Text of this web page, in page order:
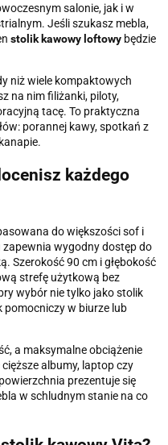
salonie, jak i w
Jeśli szukasz mebla,
stolik kawowy loftowy będzie
niż wiele kompaktowych
na nim filiżanki, piloty,
tacę. To praktyczna
porannej kawy, spotkań z
każdego
do większości sof i
wygodny dostęp do
Szerokość 90 cm i głębokość
strefę użytkową bez
wybór nie tylko jako stolik
pomocniczy w biurze lub
a maksymalne obciążenie
albumy, laptop czy
prezentuje się
w schludnym stanie na co